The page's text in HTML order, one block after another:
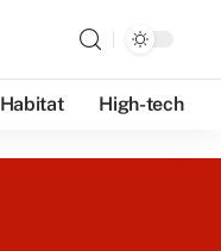
Habitat High-tech